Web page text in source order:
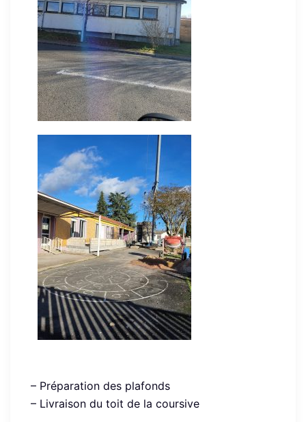
– Préparation des plafonds
– Livraison du toit de la coursive